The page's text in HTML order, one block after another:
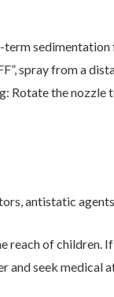
spray from a
Rotate the
antistatic
of
seek